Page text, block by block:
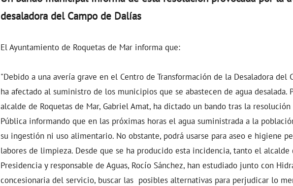
desaladora del Campo de Dalías
El Ayuntamiento de Roquetas de Mar informa que:
"Debido a una avería grave en el Centro de Transformación de la Desaladora del
ha afectado al suministro de los municipios que se abastecen de agua desalada.
alcalde de Roquetas de Mar, Gabriel Amat, ha dictado un bando tras la
Pública informando que en las próximas horas el agua suministrada a la
su ingestión ni uso alimentario. No obstante, podrá usarse para aseo e higiene
labores de limpieza. Desde que se ha producido esta incidencia, tanto el
Presidencia y responsable de Aguas, Rocío Sánchez, han estudiado junto con
concesionaria del servicio, buscar las posibles alternativas para perjudicar lo